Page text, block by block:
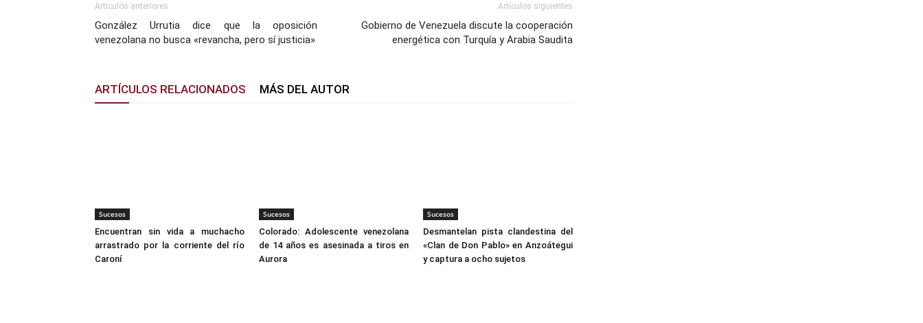
Artículos anteriores
González Urrutia dice que la oposición
venezolana no busca «revancha, pero sí justicia»
Artículos siguientes
Gobierno de Venezuela discute la cooperación
energética con Turquía y Arabia Saudita
ARTÍCULOS RELACIONADOS MÁS DEL AUTOR
Sucesos
Encuentran sin vida a muchacho
arrastrado por la corriente del río
Caroní
Sucesos
Colorado: Adolescente venezolana
de 14 años es asesinada a tiros en
Aurora
Sucesos
Desmantelan pista clandestina del
«Clan de Don Pablo» en Anzoátegui
y captura a ocho sujetos